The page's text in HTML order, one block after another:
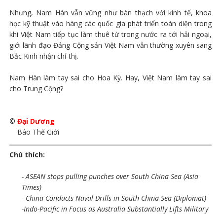
Nhưng, Nam Hàn vẫn vững như bàn thạch với kinh tế, khoa
học kỹ thuật vào hàng các quốc gia phát triển toàn diện trong
khi Việt Nam tiếp tục làm thuê từ trong nước ra tới hải ngoại,
giới lãnh đạo Đảng Cộng sản Việt Nam vẫn thường xuyên sang
Bắc Kinh nhận chỉ thị.
Nam Hàn làm tay sai cho Hoa Kỳ. Hay, Việt Nam làm tay sai
cho Trung Cộng?
© Đại Dương
Báo Thế Giới
Chú thích:
- ASEAN stops pulling punches over South China Sea (Asia
Times)
- China Conducts Naval Drills in South China Sea (Diplomat)
-Indo-Pacific in Focus as Australia Substantially Lifts Military